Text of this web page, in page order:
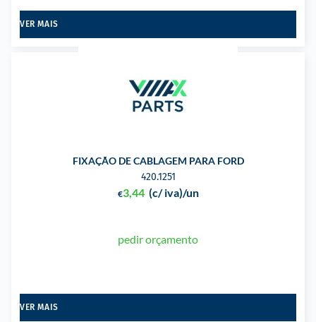
VER MAIS
FIXAÇÃO DE CABLAGEM PARA FORD
420.1251
€3,44 (c/ iva)/un
pedir orçamento
VER MAIS